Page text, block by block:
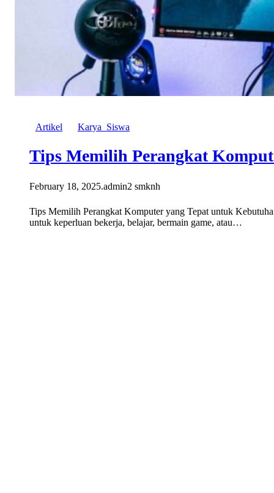
Artikel Karya_Siswa
Tips Memilih Perangkat
February 18, 2025.admin2 smknh
Tips Memilih Perangkat Komputer yang Tepat untuk
untuk keperluan bekerja, belajar, bermain game, atau…